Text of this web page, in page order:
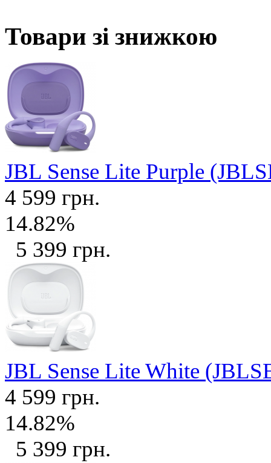
Товари зі знижкою
JBL Sense Lite Purple
4 599 грн.
14.82%
5 399 грн.
JBL Sense Lite White
4 599 грн.
14.82%
5 399 грн.